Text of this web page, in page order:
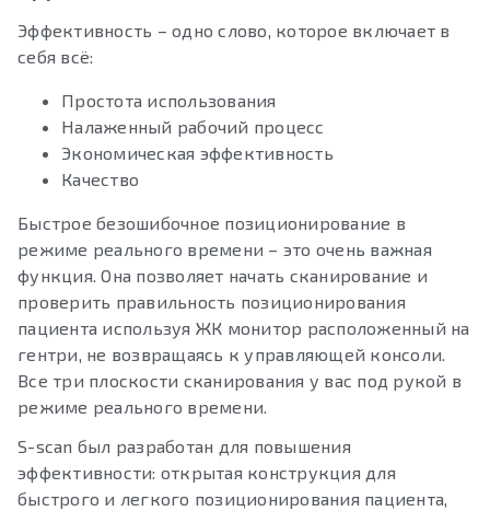
Эффективность – одно слово, которое включает в
себя всё:
Простота использования
Налаженный рабочий процесс
Экономическая эффективность
Качество
Быстрое безошибочное позиционирование в
режиме реального времени – это очень важная
функция. Она позволяет начать сканирование и
проверить правильность позиционирования
пациента используя ЖК монитор расположенный на
гентри, не возвращаясь к управляющей консоли.
Все три плоскости сканирования у вас под рукой в
режиме реального времени.
S-scan был разработан для повышения
эффективности: открытая конструкция для
быстрого и легкого позиционирования пациента,